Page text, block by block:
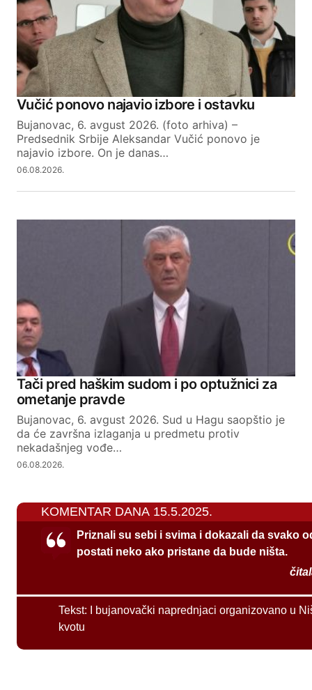
Vučić ponovo najavio izbore i ostavku
Bujanovac, 6. avgust 2026. (foto arhiva) –
Predsednik Srbije Aleksandar Vučić ponovo je
najavio izbore. On je danas…
06.08.2026.
Tači pred haškim sudom i po optužnici za
ometanje pravde
Bujanovac, 6. avgust 2026. Sud u Hagu saopštio je
da će završna izlaganja u predmetu protiv
nekadašnjeg vođe…
06.08.2026.
KOMENTAR DANA 15.5.2025.
Priznali su sebi i svima i dokazali da svako
postati neko ako pristane da bude ništa.
Tekst:
I bujanovački naprednjaci organizovano u
kvotu